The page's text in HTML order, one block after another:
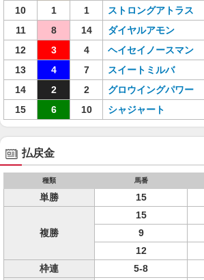
10
1 1 ストロングアトラス
11
8 14 ダイヤルアモン
12
3 4 ヘイセイノースマン
13
4 7 スイートミルバ
14
2 2 グロウイングパワー
15
6 10 シャジャート
払戻金
種類 馬番
単勝 15
複勝
15
9
12
枠連
5-8